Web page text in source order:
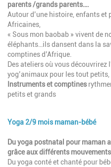
parents /grands parents….
Autour d’une histoire, enfants et
Africaines,
« Sous mon baobab » vivent de
éléphants…ils dansent dans la
comptines d’Afrique.
Des ateliers où vous découvrirez
yog’animaux pour les tout
Instruments et comptines
petits et grands
Yoga 2/9 mois maman-bébé
Du yoga postnatal pour maman
grâce aux différents
Du yoga conté et chanté pour